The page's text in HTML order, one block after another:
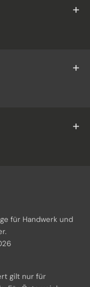
für Handwerk und
gilt nur für